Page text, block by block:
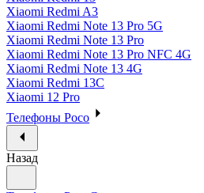
Xiaomi Redmi A3
Xiaomi Redmi Note 13 Pro 5G
Xiaomi Redmi Note 13 Pro
Xiaomi Redmi Note 13 Pro NFC 4G
Xiaomi Redmi Note 13 4G
Xiaomi Redmi 13C
Xiaomi 12 Pro
Телефоны Poco
Назад